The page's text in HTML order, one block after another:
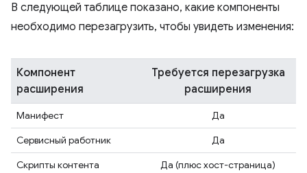
В следующей таблице показано, какие компоненты
необходимо перезагрузить, чтобы увидеть изменения:
Компонент
расширения
Требуется перезагрузка
расширения
Манифест
Да
Сервисный работник
Да
Скрипты контента
Да (плюс хост-страница)